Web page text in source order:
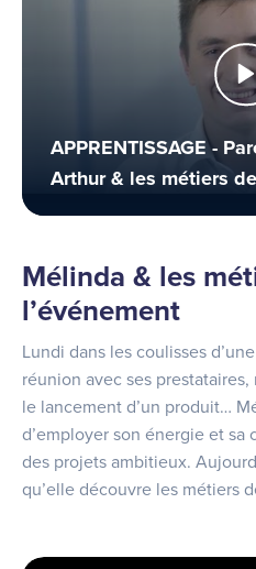
APPRENTISSAGE -
Arthur & les métiers
Mélinda & les
l’événement
Lundi dans les coulisses
réunion avec ses
le lancement d’un produit…
d’employer son énergie et sa
des projets ambitieux.
qu’elle découvre les métiers